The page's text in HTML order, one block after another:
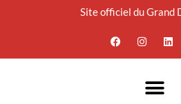
au
Site officiel du Grand